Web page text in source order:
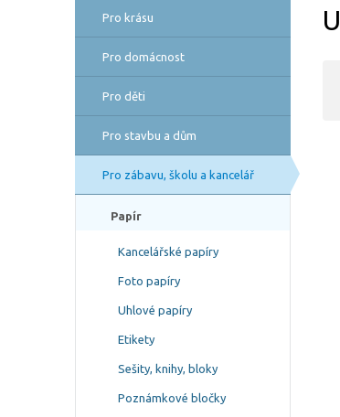
Pro krásu
Pro domácnost
Pro děti
Pro stavbu a dům
Pro zábavu, školu a kancelář
Papír
Kancelářské papíry
Foto papíry
Uhlové papíry
Etikety
Sešity, knihy, bloky
Poznámkové bločky